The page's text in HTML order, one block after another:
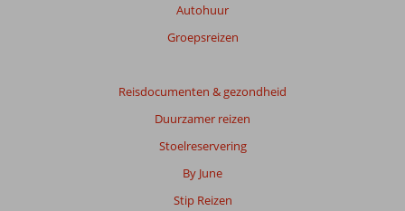
Autohuur
Groepsreizen
Reisdocumenten & gezondheid
Duurzamer reizen
Stoelreservering
By June
Stip Reizen